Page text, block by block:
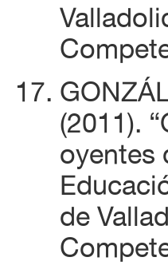
(2011).
oyentes
de